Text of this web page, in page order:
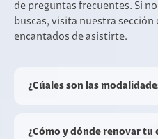
de preguntas frecuentes. Si
buscas, visita nuestra
encantados de asistirte.
¿Cúales son las
¿Cómo y dónde renovar tu